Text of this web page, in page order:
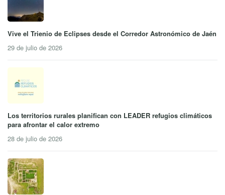
Vive el Trienio de Eclipses desde el Corredor Astronómico de Jaén
29 de julio de 2026
Los territorios rurales planifican con LEADER refugios climáticos
para afrontar el calor extremo
28 de julio de 2026